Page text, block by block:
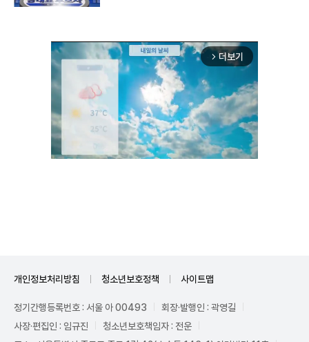
arrow_forward_ios 더보기
개인정보처리방침 청소년보호정책 사이트맵
정기간행등록번호 : 서울 아 00493
회장·발행인 : 곽영길
사장·편집인 : 임규진
청소년보호책임자 : 전운